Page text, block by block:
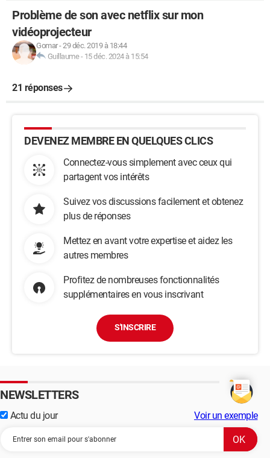
Problème de son avec netflix sur mon
vidéoprojecteur
Gomar-29 déc. 2019 à 18:44
Guillaume- 15 déc. 2024 à 15:54
21 réponses
DEVENEZ MEMBRE EN QUELQUES CLICS
Connectez-vous simplement avec ceux qui
partagent vos intérêts
Suivez vos discussions facilement et obtenez
plus de réponses
Mettez en avant votre expertise et aidez les
autres membres
Profitez de nombreuses fonctionnalités
supplémentaires en vous inscrivant
S'INSCRIRE
NEWSLETTERS
Actu du jour Voir un exemple